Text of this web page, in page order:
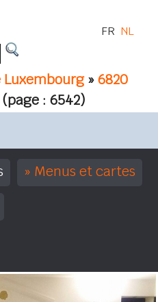
Luxembourg»6820
(page : 6542)
FR NL
Menus et cartes